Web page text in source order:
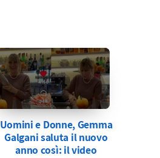
Uomini e Donne, Gemma
Galgani saluta il nuovo
anno così: il video